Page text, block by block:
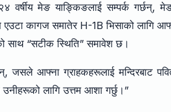
वर्षीय मेङ याङ्किङलाई सम्पर्क गर्छन्,
एउटा कागज समातेर H-1B भिसाको लागि
साथ “सटीक स्थिति” समावेश छ।
जसले आफ्ना ग्राहकहरूलाई मन्दिरबाट
उनीहरूको लागि उत्तम आशा गर्छु।”